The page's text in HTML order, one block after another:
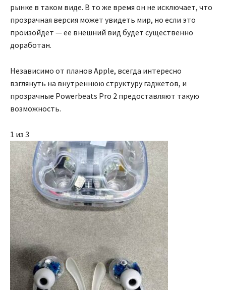
рынке в таком виде. В то же время он не исключает, что
прозрачная версия может увидеть мир, но если это
произойдет — ее внешний вид будет существенно
доработан.
Независимо от планов Apple, всегда интересно
взглянуть на внутреннюю структуру гаджетов, и
прозрачные Powerbeats Pro 2 предоставляют такую
возможность.
1 из 3